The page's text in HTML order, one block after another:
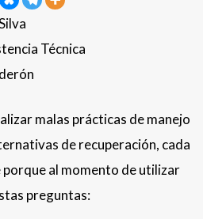
Técnica
malas prácticas de manejo
de recuperación, cada
porque al momento de utilizar
preguntas: